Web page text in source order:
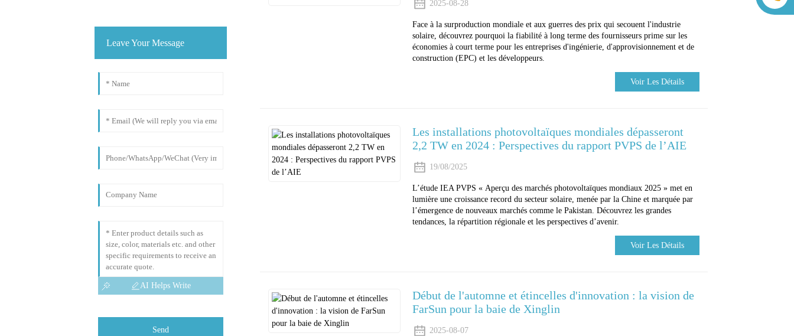
Leave Your Message
AI Helps Write
Send
2025-08-28
Face à la surproduction mondiale et aux guerres des prix qui secouent l'industrie
solaire, découvrez pourquoi la fiabilité à long terme des fournisseurs prime sur les
économies à court terme pour les entreprises d'ingénierie, d'approvisionnement et de
construction (EPC) et les développeurs.
Voir Les Détails
Les installations photovoltaïques mondiales dépasseront
2,2 TW en 2024 : Perspectives du rapport PVPS de l’AIE
19/08/2025
L’étude IEA PVPS « Aperçu des marchés photovoltaïques mondiaux 2025 » met en
lumière une croissance record du secteur solaire, menée par la Chine et marquée par
l’émergence de nouveaux marchés comme le Pakistan. Découvrez les grandes
tendances, la répartition régionale et les perspectives d’avenir.
Voir Les Détails
Début de l'automne et étincelles d'innovation : la vision de
FarSun pour la baie de Xinglin
2025-08-07